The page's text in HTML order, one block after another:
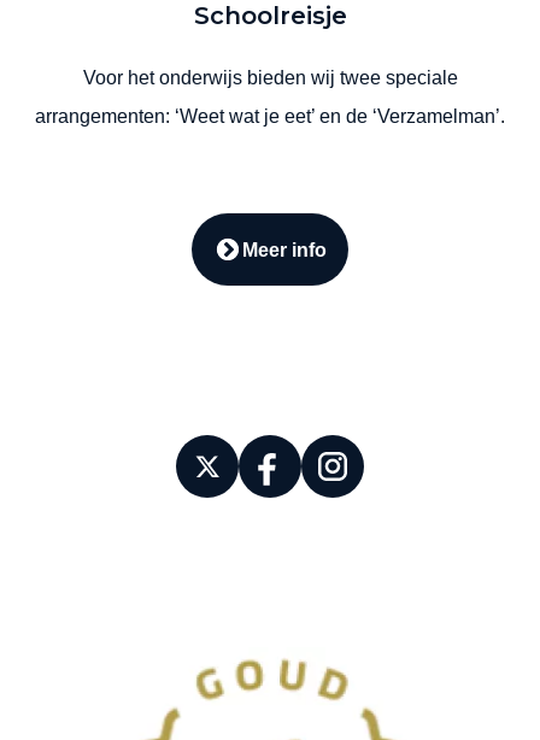
Schoolreisje
Voor het onderwijs bieden wij twee speciale
arrangementen: ‘Weet wat je eet’ en de ‘Verzamelman’.
Meer info